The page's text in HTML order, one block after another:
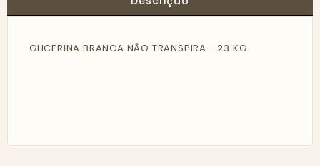
GLICERINA BRANCA NÃO TRANSPIRA - 23 KG